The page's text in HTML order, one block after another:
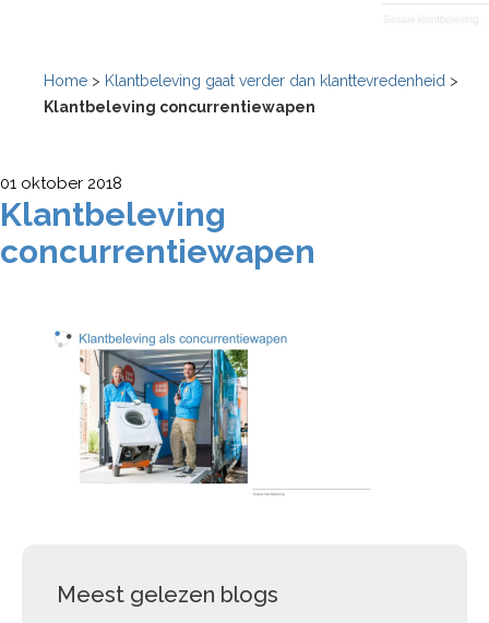
Home > Klantbeleving gaat verder dan klanttevredenheid >
Klantbeleving concurrentiewapen
01 oktober 2018
Klantbeleving
concurrentiewapen
Meest gelezen blogs